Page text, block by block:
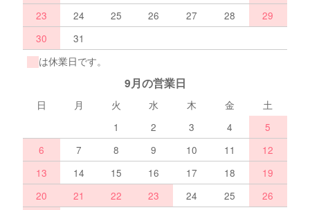
23
24 25 26 27 28
29
30
31
は休業日です。
9月の営業日
日 月 火 水 木 金
土
1
2 3 4
5
6
7 8 9 10 11
12
13
14 15 16 17 18
19
20
21 22 23 24 25
26